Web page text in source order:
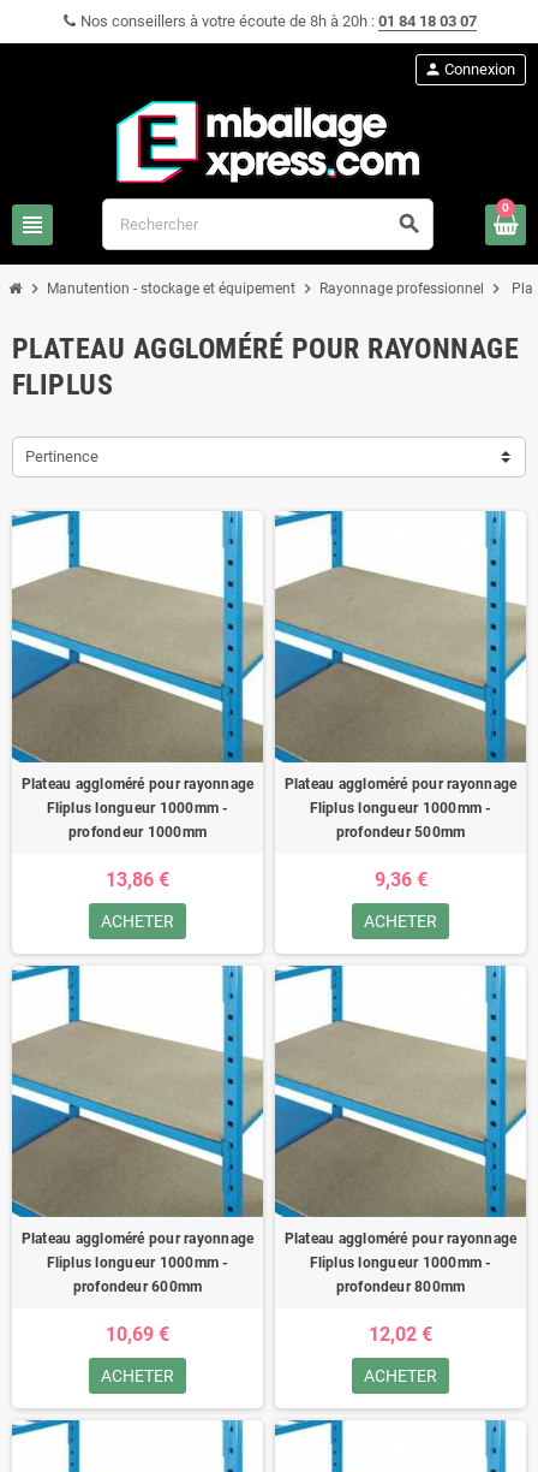
Nos conseillers à votre écoute de 8h à 20h : 01 84 18 03 07
view_headline search
person Connexion
0
chevron_right Manutention - stockage et équipement chevron_right Rayonnage professionnel chevron_right
PLATEAU AGGLOMÉRÉ POUR RAYONNAGE
FLIPLUS
Pertinence
Plateau aggloméré pour rayonnage
Fliplus longueur 1000mm -
profondeur 1000mm
13,86 €
ACHETER
Plateau aggloméré pour rayonnage
Fliplus longueur 1000mm -
profondeur 500mm
9,36 €
ACHETER
Plateau aggloméré pour rayonnage
Fliplus longueur 1000mm -
profondeur 600mm
10,69 €
ACHETER
Plateau aggloméré pour rayonnage
Fliplus longueur 1000mm -
profondeur 800mm
12,02 €
ACHETER